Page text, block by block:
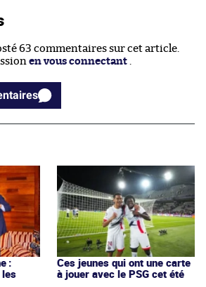
63 commentaires sur cet article.
en vous connectant
:
les
Ces jeunes qui ont une carte
à jouer avec le PSG cet été